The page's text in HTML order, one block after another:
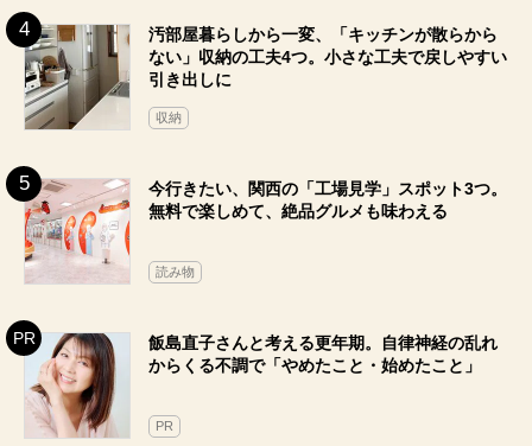
汚部屋暮らしから一変、「キッチンが散らから
ない」収納の工夫4つ。小さな工夫で戻しやすい
引き出しに
収納
今行きたい、関西の「工場見学」スポット3つ。
無料で楽しめて、絶品グルメも味わえる
読み物
飯島直子さんと考える更年期。自律神経の乱れ
からくる不調で「やめたこと・始めたこと」
PR